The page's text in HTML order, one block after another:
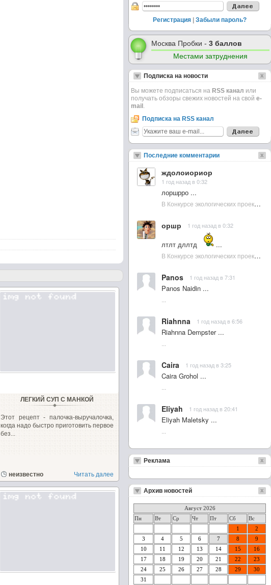
ЛЕГКИЙ СУП С МАНКОЙ
Этот рецепт - палочка-выручалочка,
когда надо быстро приготовить первое
без...
неизвестно Читать далее
Регистрация Забыли пароль?
Москва Пробки - 3 баллов
Местами затруднения
Подписка на новости
Вы можете подписаться на RSS канал или
получать обзоры свежих новостей на свой e-
mail .
Подписка на RSS канал
Последние комментарии
ждолоиориор
1 год назад в 0:32
лоршрро ...
В Конкурсе экологических проектов в Подмосковье активно участвовала молодежь :: NewsRbk.ru...
оршр 1 год назад в 0:32
лтлт дллтд
...
В Конкурсе экологических проектов в Подмосковье активно участвовала молодежь :: NewsRbk.ru...
Panos 1 год назад в 7:31
Panos Naidin ...
Riahnna 1 год назад в 6:56
Riahnna Dempster ...
Caira 1 год назад в 3:25
Caira Grohol ...
Eliyah 1 год назад в 20:41
Eliyah Maletsky ...
Реклама
Архив новостей
Август 2026
Пн
Вт Ср Чт Пт Сб
Вс
1
2
3
4 5 6 7 8
9
10
11 12 13 14 15
16
17
18 19 20 21 22
23
24
25 26 27 28 29
30
31